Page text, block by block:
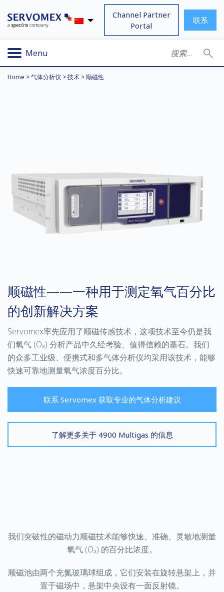
Channel Partner
Portal
联系
Menu
Home >气体分析仪 >技术 >顺磁性
顺磁性——一种用于测定氧气百分比
的创新解决方案
Servomex率先应用了顺磁传感技术，这项技术至今仍是我
们氧气 (O₂) 分析产品中久经考验、值得信赖的基石。我们
的众多工业级、便携式和多气体分析仪均采用该技术，能够
快速可靠地测量氧气浓度百分比。
联系 Servomex 获取专业的气体分析建议
了解更多关于 4900 Multigas 的信息
我们突破性的磁动力顺磁技术能够快速、准确、灵敏地测量
氧气 (O₂) 的百分比浓度。
顺磁池由两个充氮玻璃球组成，它们安装在旋转悬架上，并
置于磁场中，悬架中央设有一面反射镜。